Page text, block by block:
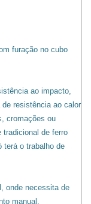
furação no cubo
ao impacto,
resistência ao calor
cromações ou
tradicional de ferro
terá o trabalho de
onde necessita de
manual.